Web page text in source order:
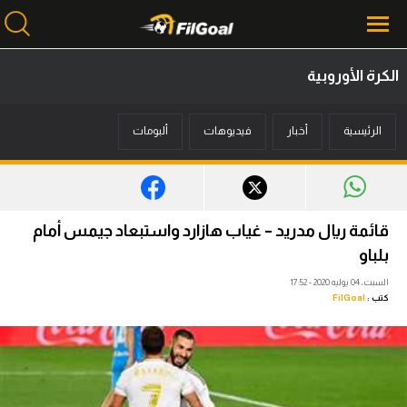
أخبار
فانتازي في الجول
مسابقة التوقعات
فيديوهات
الكرة الأوروبية
الرئيسية أخبار فيديوهات ألبومات
قائمة ريال مدريد – غياب هازارد واستبعاد جيمس أمام
بلباو
السبت، 04 يوليه 2020 - 17:52
كتب : FilGoal